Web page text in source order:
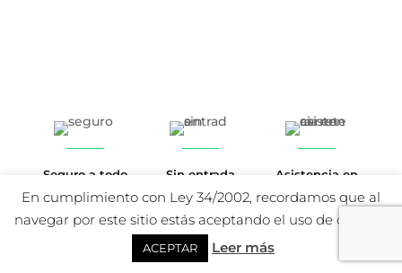
Seguro a todo
franquicia
Sin entrada
Asistencia en
En cumplimiento con Ley 34/2002, recordamos que al
navegar por este sitio estás aceptando el uso de cookies.
ACEPTAR Leer más